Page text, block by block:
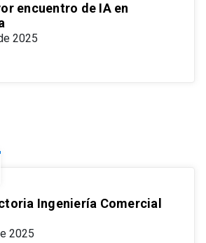
encuentro de IA en
2025
Ingeniería Comercial
2025